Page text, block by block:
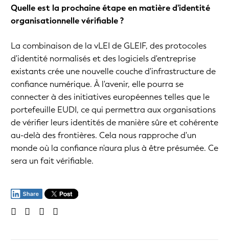
Quelle est la prochaine étape en matière d'identité
organisationnelle vérifiable ?
La combinaison de la vLEI de GLEIF, des protocoles
d'identité normalisés et des logiciels d'entreprise
existants crée une nouvelle couche d'infrastructure de
confiance numérique. À l'avenir, elle pourra se
connecter à des initiatives européennes telles que le
portefeuille EUDI, ce qui permettra aux organisations
de vérifier leurs identités de manière sûre et cohérente
au-delà des frontières. Cela nous rapproche d'un
monde où la confiance n'aura plus à être présumée. Ce
sera un fait vérifiable.